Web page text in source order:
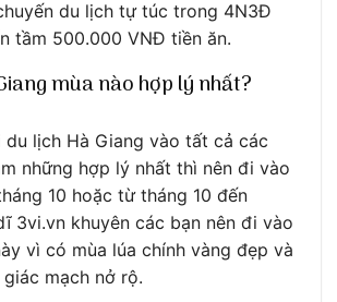
du lịch tự túc trong 4N3Đ
tầm 500.000 VNĐ tiền ăn.
mùa nào hợp lý nhất?
du lịch Hà Giang vào tất cả các
những hợp lý nhất thì nên đi vào
10 hoặc từ tháng 10 đến
3vi.vn khuyên các bạn nên đi vào
vì có mùa lúa chính vàng đẹp và
mạch nở rộ.